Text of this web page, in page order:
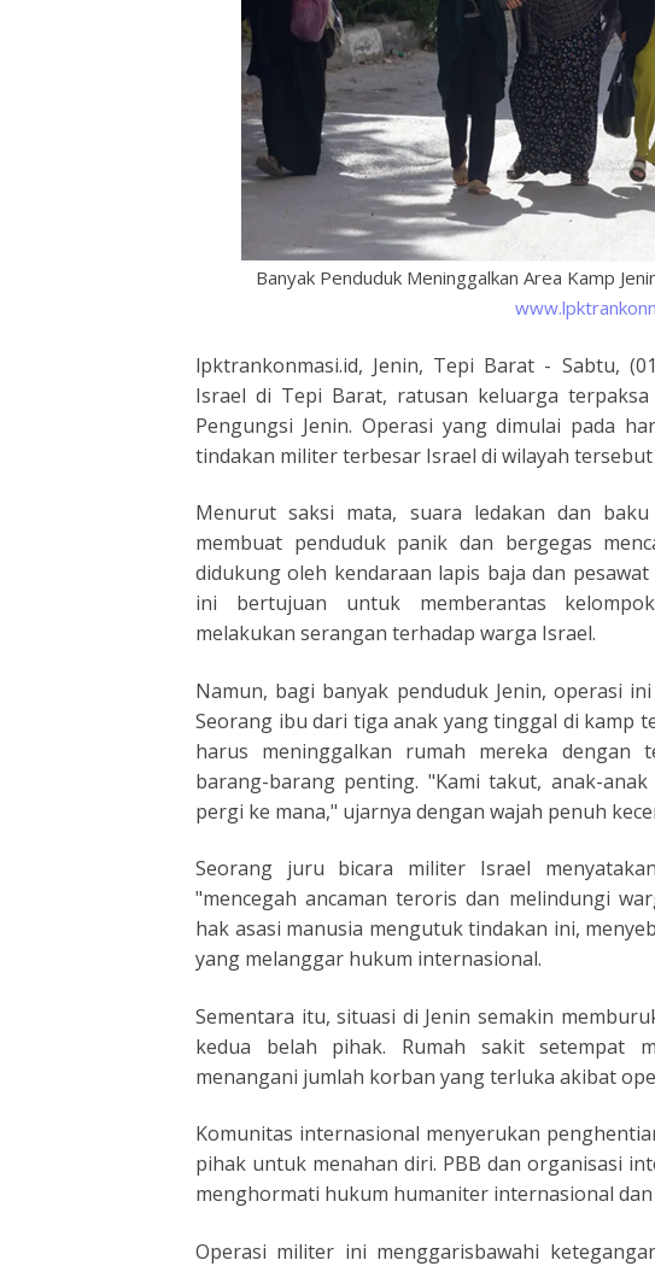
Banyak Penduduk Meninggalkan Area Kamp
lpktrankonmasi.id, Jenin, Tepi Barat - Sabtu,
Israel di Tepi Barat, ratusan keluarga
Pengungsi Jenin. Operasi yang dimulai pada
tindakan militer terbesar Israel di wilayah
Menurut saksi mata, suara ledakan dan
membuat penduduk panik dan bergegas
didukung oleh kendaraan lapis baja dan
ini bertujuan untuk memberantas
melakukan serangan terhadap warga Israel.
Namun, bagi banyak penduduk Jenin, operasi
Seorang ibu dari tiga anak yang tinggal di kamp
harus meninggalkan rumah mereka dengan
barang-barang penting. "Kami takut, anak-
pergi ke mana," ujarnya dengan wajah penuh
Seorang juru bicara militer Israel
"mencegah ancaman teroris dan melindungi
hak asasi manusia mengutuk tindakan ini,
yang melanggar hukum internasional.
Sementara itu, situasi di Jenin semakin
kedua belah pihak. Rumah sakit setempat
menangani jumlah korban yang terluka akibat
Komunitas internasional menyerukan
pihak untuk menahan diri. PBB dan organisasi
menghormati hukum humaniter internasional
Operasi militer ini menggarisbawahi